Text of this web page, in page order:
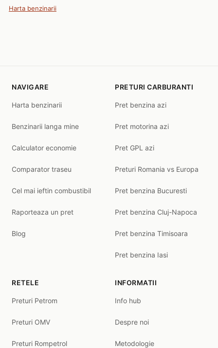
Harta benzinarii
NAVIGARE
Harta benzinarii
Benzinarii langa mine
Calculator economie
Comparator traseu
Cel mai ieftin combustibil
Raporteaza un pret
Blog
PRETURI CARBURANTI
Pret benzina azi
Pret motorina azi
Pret GPL azi
Preturi Romania vs Europa
Pret benzina Bucuresti
Pret benzina Cluj-Napoca
Pret benzina Timisoara
Pret benzina Iasi
RETELE
Preturi Petrom
Preturi OMV
Preturi Rompetrol
INFORMATII
Info hub
Despre noi
Metodologie